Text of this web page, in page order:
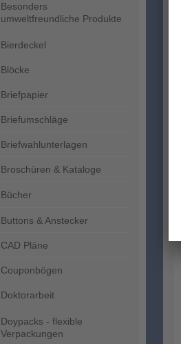
Besonders
umweltfreundliche Produkte
Bierdeckel
Blöcke
Briefpapier
Briefumschläge
Briefwahlunterlagen
Broschüren & Kataloge
Bücher
Buttons & Anstecker
CAD Pläne
Couponbögen
Doktorarbeit
Doypacks - flexible
Verpackungen